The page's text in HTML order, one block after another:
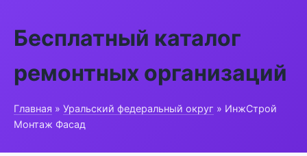
Бесплатный каталог
ремонтных организаций
Главная » Уральский федеральный округ » ИнжСтрой
Монтаж Фасад